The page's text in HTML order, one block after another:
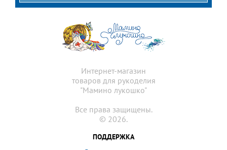
Интернет-магазин
товаров для рукоделия
"Мамино лукошко"
Все права защищены.
© 2026.
ПОДДЕРЖКА